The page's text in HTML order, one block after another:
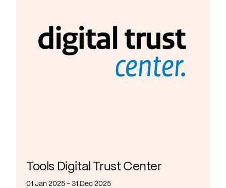
Tools Digital Trust Center
01 Jan 2025 - 31 Dec 2025